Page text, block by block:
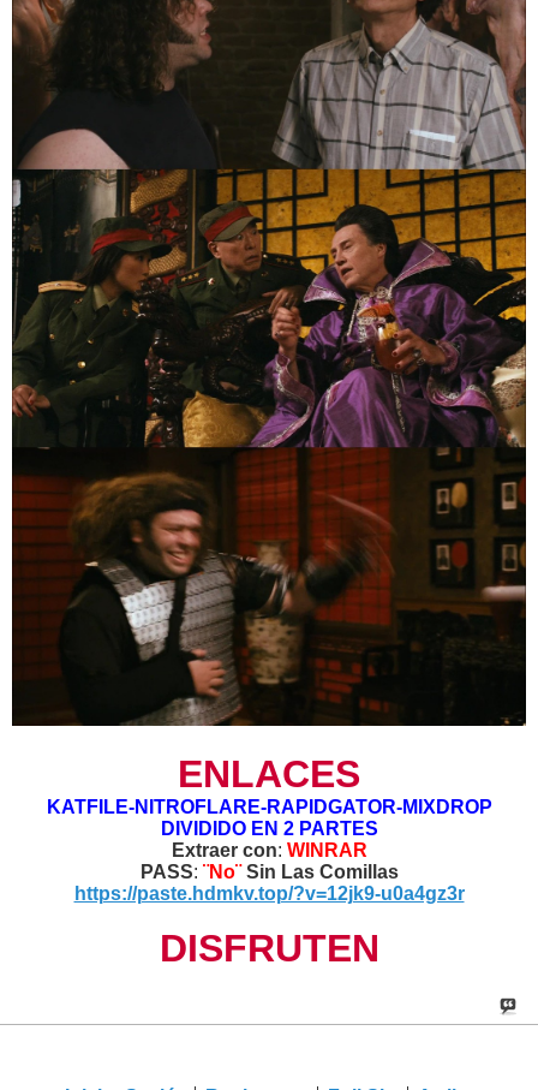
ENLACES
KATFILE-NITROFLARE-RAPIDGATOR-MIXDROP
DIVIDIDO EN 2 PARTES
Extraer con: WINRAR
PASS: ¨No¨ Sin Las Comillas
https://paste.hdmkv.top/?v=12jk9-u0a4gz3r
DISFRUTEN